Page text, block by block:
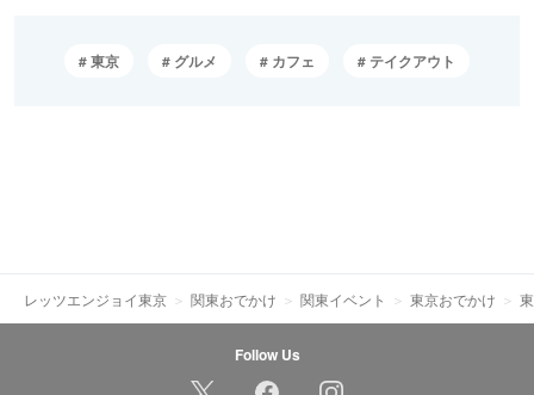
東京 グルメ カフェ テイクアウト
レッツエンジョイ東京 関東おでかけ 関東イベント 東京おでかけ
Follow Us